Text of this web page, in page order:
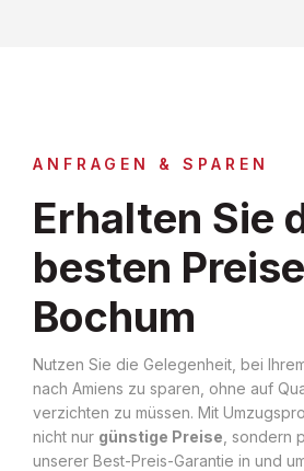
ANFRAGEN & SPAREN
Erhalten Sie
besten
Bochum
Nutzen Sie die Gelegenheit, bei
nach Amiens zu sparen, ohne auf
verzichten zu müssen. Mit
nicht nur günstige Preise , sondern
unserer Best-Preis-Garantie in und